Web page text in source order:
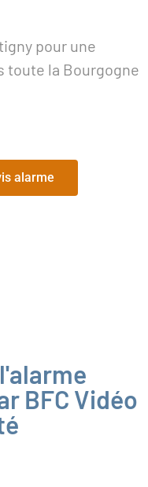
pour une
toute la Bourgogne
alarme
BFC Vidéo